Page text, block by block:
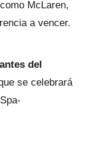
McLaren,
a vencer.
del
se celebrará